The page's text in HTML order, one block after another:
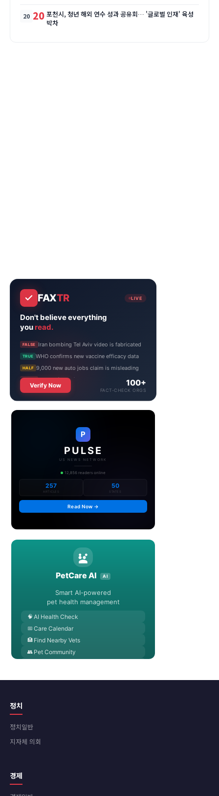
20 포천시, 청년 해외 연수 성과 공유회… '글로벌 인재' 육성
박차
정치
정치일반
지자체 의회
경제